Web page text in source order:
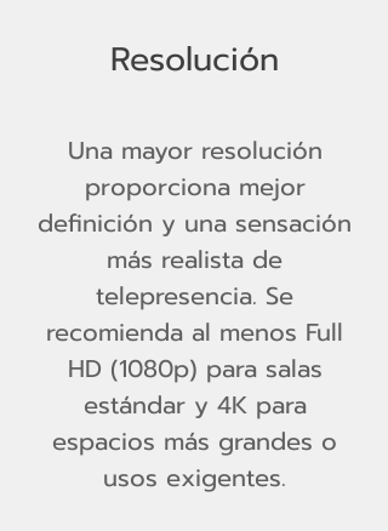
Resolución
Una mayor resolución
proporciona mejor
definición y una sensación
más realista de
telepresencia. Se
recomienda al menos Full
HD (1080p) para salas
estándar y 4K para
espacios más grandes o
usos exigentes.